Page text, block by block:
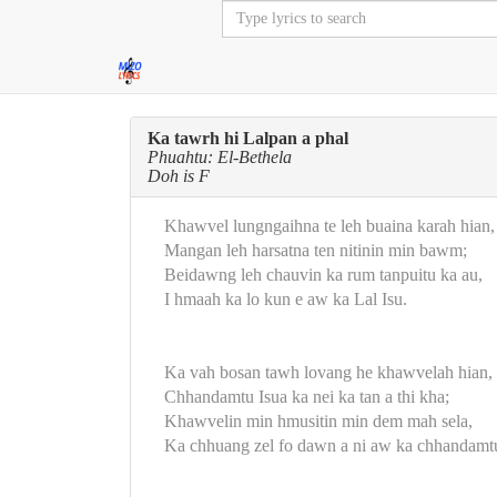
Ka tawrh hi Lalpan a phal
Phuahtu: El-Bethela
Doh is F
Khawvel lungngaihna te leh buaina karah hian,
Mangan leh harsatna ten nitinin min bawm;
Beidawng leh chauvin ka rum tanpuitu ka au,
I hmaah ka lo kun e aw ka Lal Isu.
Ka vah bosan tawh lovang he khawvelah hian,
Chhandamtu Isua ka nei ka tan a thi kha;
Khawvelin min hmusitin min dem mah sela,
Ka chhuang zel fo dawn a ni aw ka